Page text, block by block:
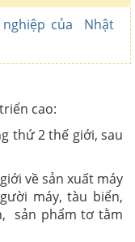
nghiệp của Nhật
cao:
thứ 2 thế giới, sau
về sản xuất máy
máy, tàu biển,
sản phẩm tơ tằm